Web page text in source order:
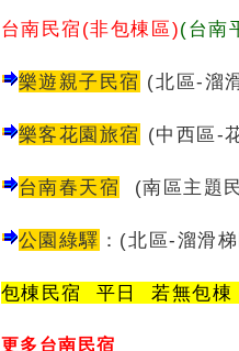
台南民宿(非包棟區)(台南
樂遊親子民宿 (北區-溜
樂客花園旅宿 (中西區-
台南春天宿 (南區主題
公園綠驛 ： (北區-溜滑
包棟民宿 平日 若無包
更多台南民宿